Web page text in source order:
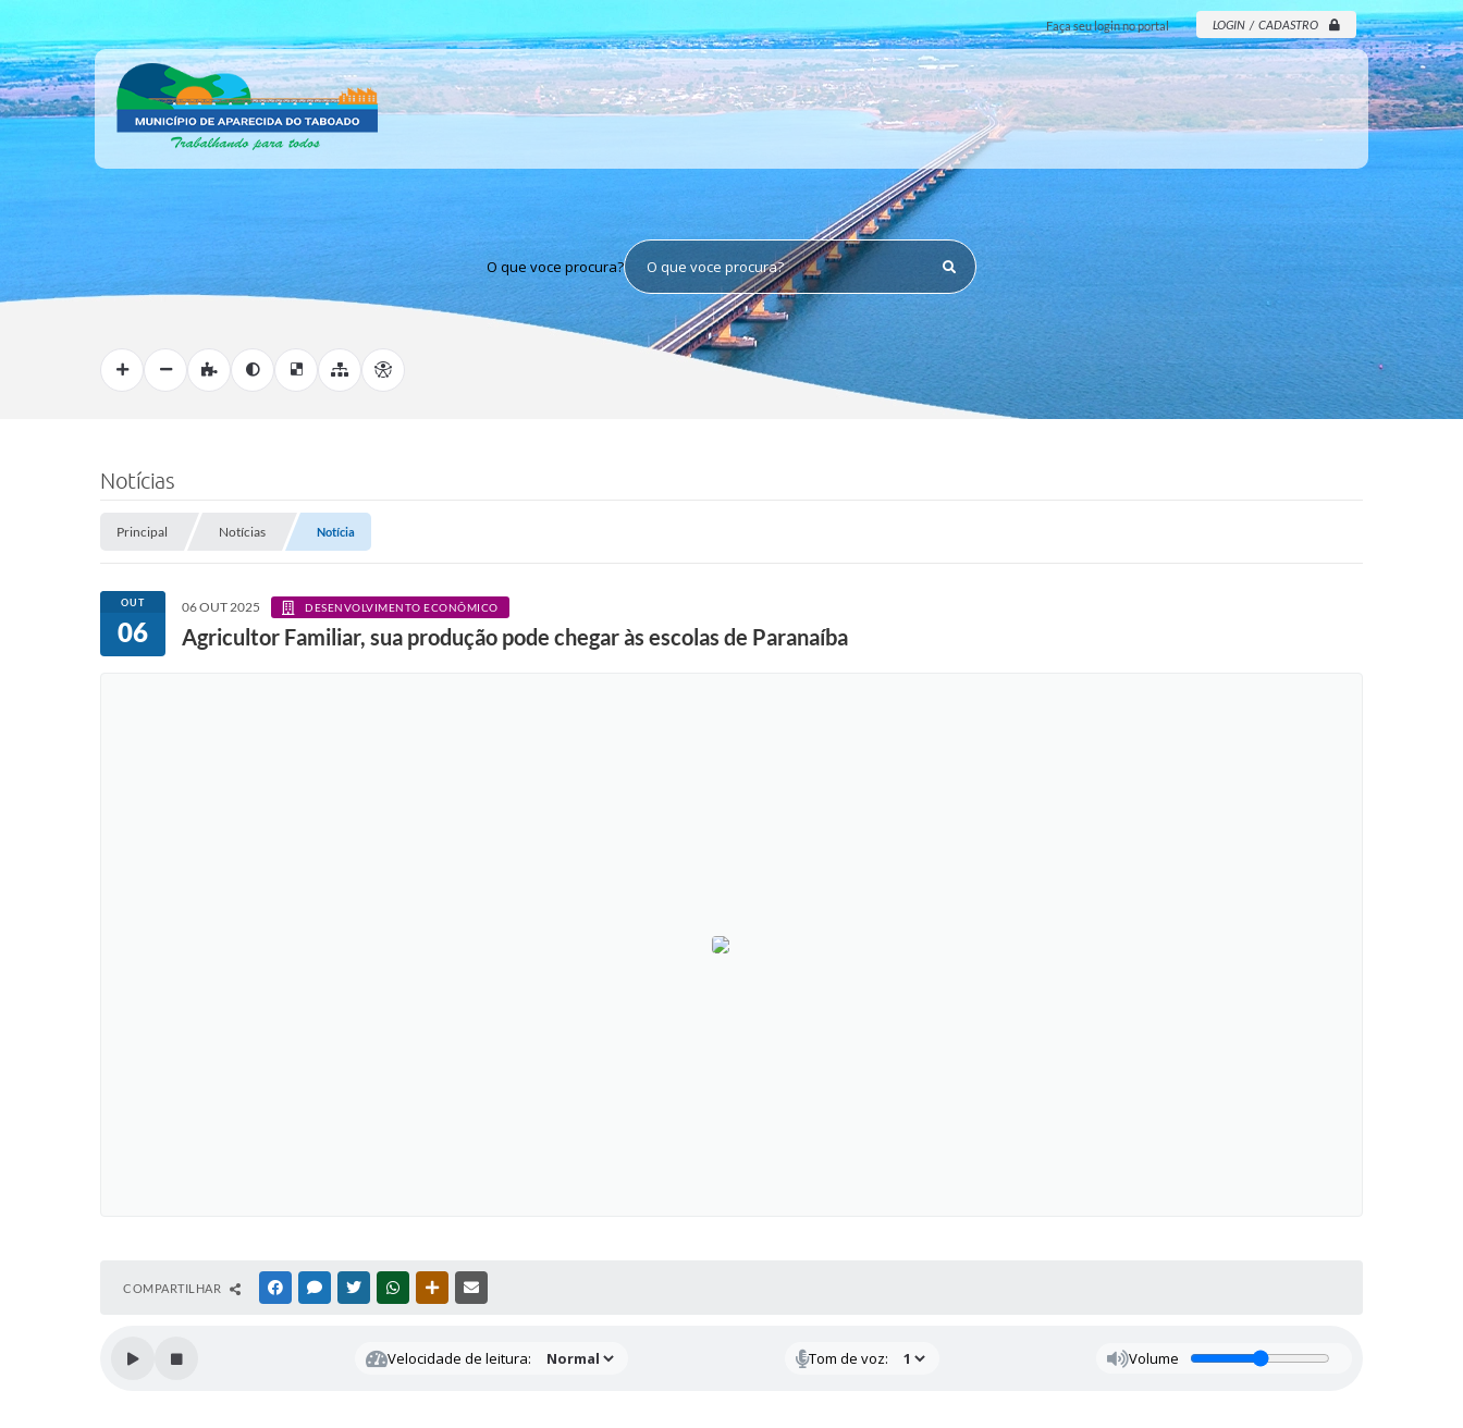
Faça seu login no portal LOGIN / CADASTRO
O que voce procura?
Notícias
Principal Notícias Notícia
OUT
06
06 OUT 2025 DESENVOLVIMENTO ECONÔMICO
Agricultor Familiar, sua produção pode chegar às escolas de Paranaíba
COMPARTILHAR FACEBOOKMESSENGER
TWITTERWHATSAPPOUTRAS MÍDIAS
Velocidade de leitura: Tom de voz: Volume